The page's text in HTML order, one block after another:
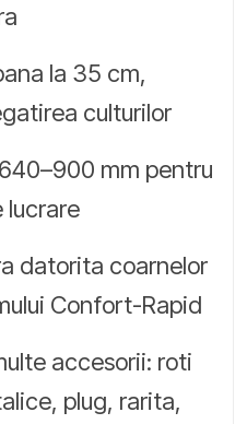
la 35 cm,
culturilor
mm pentru
lucrare
datorita coarnelor
Confort-Rapid
accesorii: roti
plug, rarita,